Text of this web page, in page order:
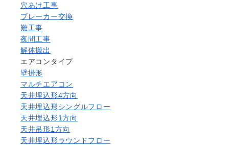
穴あけ工事
ブレーカー交換
難工事
夜間工事
解体搬出
エアコンタイプ
壁掛形
マルチエアコン
天井埋込形4方向
天井埋込形シングルフロー
天井埋込形1方向
天井吊形1方向
天井埋込形ラウンドフロー